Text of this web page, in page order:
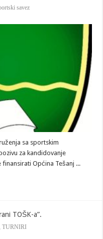
savez
sa sportskim
za kandidovanje
Općina Tešanj ...
TOŠK-a”.
,TURNIRI